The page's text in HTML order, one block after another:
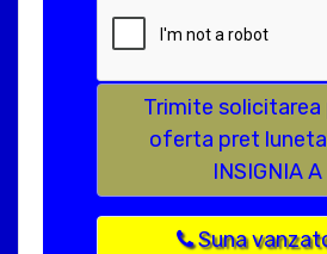
Trimite solicitarea
oferta pret luneta
INSIGNIA A
Suna